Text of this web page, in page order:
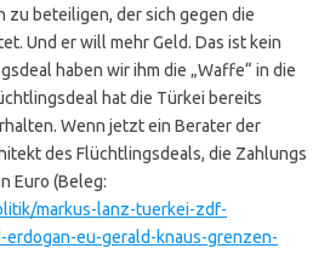
zu beteiligen, der sich gegen die
Und er will mehr Geld. Das ist kein
haben wir ihm die „Waffe“ in die
hat die Türkei bereits
Wenn jetzt ein Berater der
des Flüchtlingsdeals, die Zahlungs
Euro (Beleg:
markus-lanz-tuerkei-zdf-
eu-gerald-knaus-grenzen-